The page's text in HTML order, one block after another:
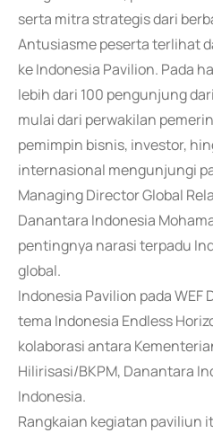
serta mitra strategis dari
Antusiasme peserta terlihat
ke Indonesia Pavilion. Pada
lebih dari 100 pengunjung
mulai dari perwakilan
pemimpin bisnis, investor,
internasional mengunjungi
Managing Director Global
Danantara Indonesia
pentingnya narasi terpadu
global.
Indonesia Pavilion pada
tema Indonesia Endless
kolaborasi antara
Hilirisasi/BKPM, Danantara
Indonesia.
Rangkaian kegiatan paviliun